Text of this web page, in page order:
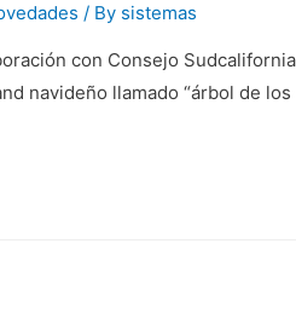
/ By sistemas
con Consejo
navideño llamado “árbol de